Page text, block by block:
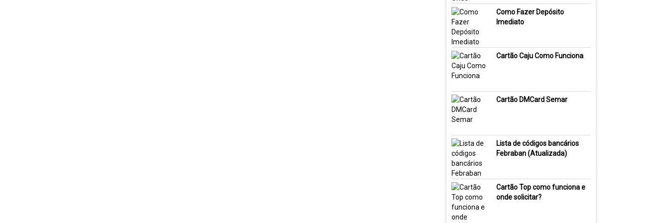
Como Fazer Depósito
Imediato
Cartão Caju Como Funciona
Cartão DMCard Semar
Lista de códigos bancários
Febraban (Atualizada)
Cartão Top como funciona e
onde solicitar?